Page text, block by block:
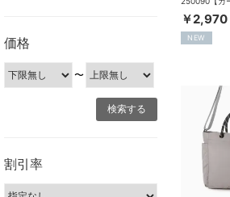
価格
〜
割引率
￥2,970
NEW